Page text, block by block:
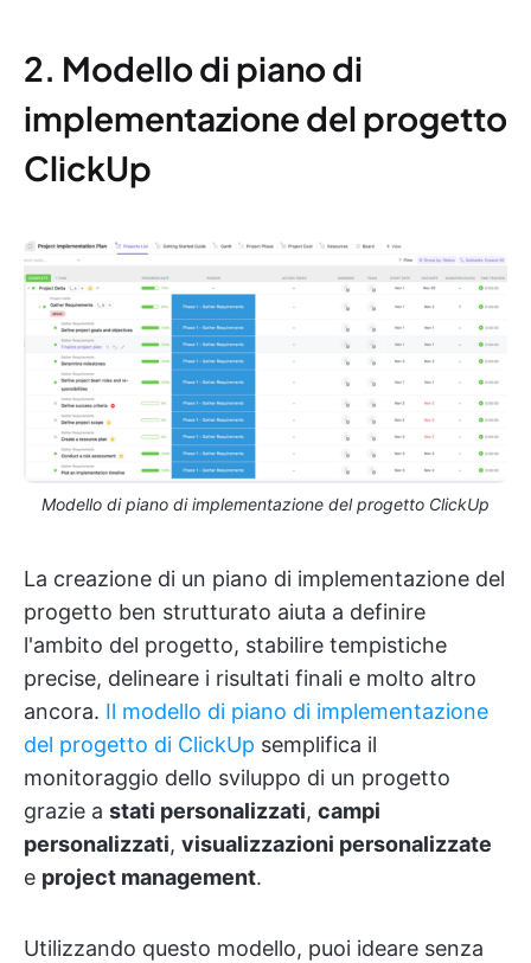
2. Modello di piano di
implementazione del progetto
ClickUp
Modello di piano di implementazione del progetto ClickUp
La creazione di un piano di implementazione del
progetto ben strutturato aiuta a definire
l'ambito del progetto, stabilire tempistiche
precise, delineare i risultati finali e molto altro
ancora. Il modello di piano di implementazione
del progetto di ClickUp semplifica il
monitoraggio dello sviluppo di un progetto
grazie a stati personalizzati, campi
personalizzati, visualizzazioni personalizzate
e project management.
Utilizzando questo modello, puoi ideare senza